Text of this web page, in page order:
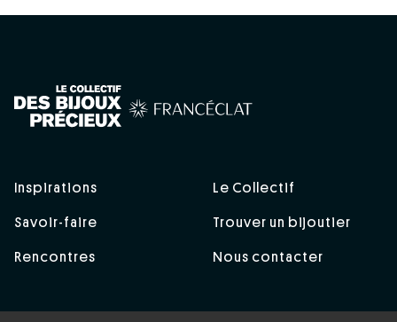
Inspirations
Savoir-faire
Rencontres
Le Collectif
Trouver un bijoutier
Nous contacter